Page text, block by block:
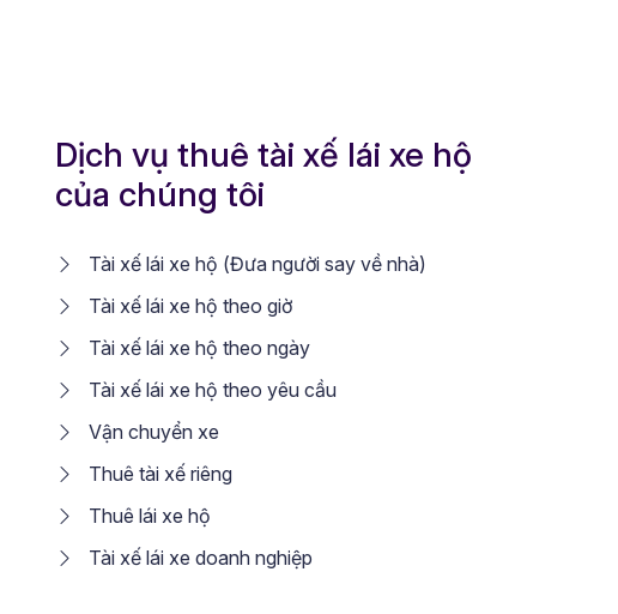
Dịch vụ thuê tài xế lái xe hộ
của chúng tôi
Tài xế lái xe hộ (Đưa người say về nhà)
Tài xế lái xe hộ theo giờ
Tài xế lái xe hộ theo ngày
Tài xế lái xe hộ theo yêu cầu
Vận chuyển xe
Thuê tài xế riêng
Thuê lái xe hộ
Tài xế lái xe doanh nghiệp